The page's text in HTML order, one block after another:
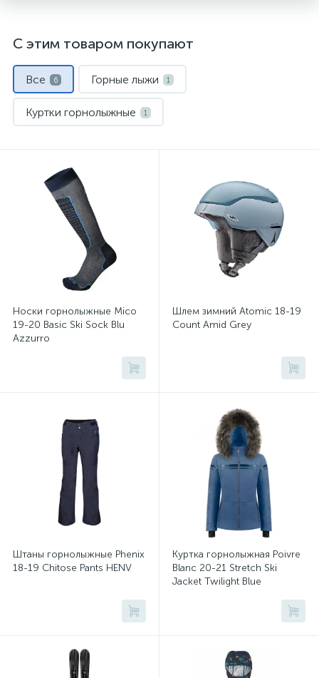
С этим товаром покупают
Все 6 Горные лыжи 1
Куртки горнолыжные 1
Шлемы 1
Носки горнолыжные Mico
19-20 Basic Ski Sock Blu
Azzurro
Шлем зимний Atomic 18-19
Count Amid Grey
Штаны горнолыжные Phenix
18-19 Chitose Pants HENV
Куртка горнолыжная Poivre
Blanc 20-21 Stretch Ski
Jacket Twilight Blue